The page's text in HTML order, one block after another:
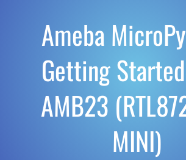
Ameba
Getting
AMB23
MINI)